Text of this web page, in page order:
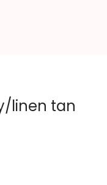
linen tan